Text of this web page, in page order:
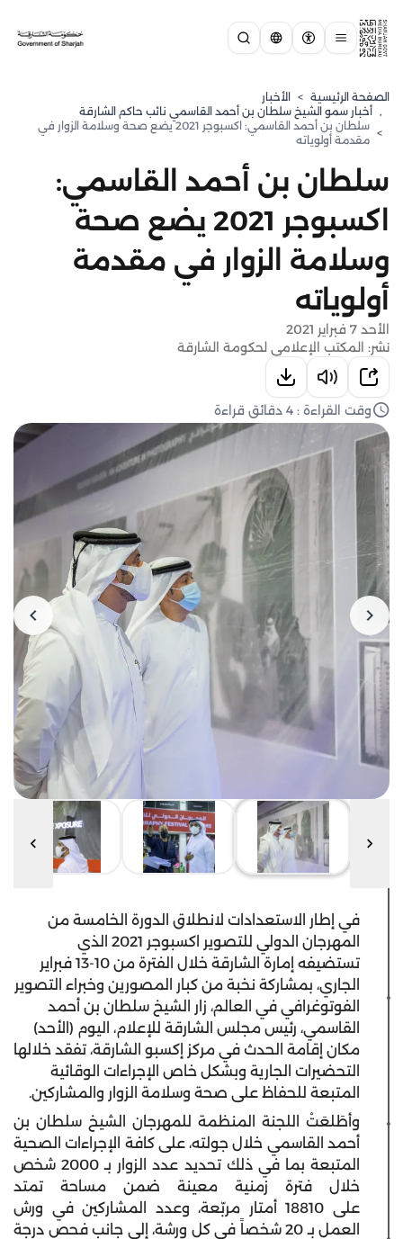
الصفحة الرئيسية > الأخبار
, ⁠أخبار سمو الشيخ سلطان بن أحمد القاسمي نائب حاكم الشارقة
>
سلطان بن أحمد القاسمي: اكسبوجر 2021 يضع صحة وسلامة الزوار في
مقدمة أولوياته
سلطان بن أحمد القاسمي:
اكسبوجر 2021 يضع صحة
وسلامة الزوار في مقدمة
أولوياته
الأحد 7 فبراير 2021
نشر: المكتب الإعلامي لحكومة الشارقة
وقت القراءة : 4 دقائق قراءة
في إطار الاستعدادات لانطلاق الدورة الخامسة من
المهرجان الدولي للتصوير اكسبوجر 2021 الذي
تستضيفه إمارة الشارقة خلال الفترة من 10-13 فبراير
الجاري، بمشاركة نخبة من كبار المصورين وخبراء التصوير
الفوتوغرافي في العالم، زار الشيخ سلطان بن أحمد
القاسمي، رئيس مجلس الشارقة للإعلام، اليوم (الأحد)
مكان إقامة الحدث في مركز إكسبو الشارقة، تفقد خلالها
التحضيرات الجارية وبشكل خاص الإجراءات الوقائية
المتبعة للحفاظ على صحة وسلامة الزوار والمشاركين.
وأطَلعَتْ اللجنة المنظمة للمهرجان الشيخ سلطان بن
أحمد القاسمي خلال جولته، على كافة الإجراءات الصحية
المتبعة بما في ذلك تحديد عدد الزوار بـ 2000 شخص
خلال فترة زمنية معينة ضمن مساحة تمتد
على 18810 أمتار مربّعة، وعدد المشاركين في ورش
العمل بـ 20 شخصاً في كل ورشة، إلى جانب فحص درجة